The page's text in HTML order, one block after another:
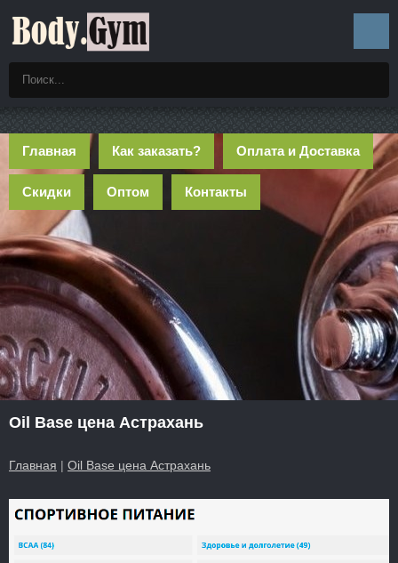
Главная Как заказать? Оплата и Доставка
Скидки Оптом Контакты
Oil Base цена Астрахань
Главная | Oil Base цена Астрахань